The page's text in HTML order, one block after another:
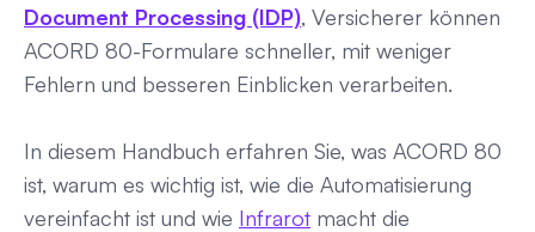
Document Processing (IDP), Versicherer können
ACORD 80-Formulare schneller, mit weniger
Fehlern und besseren Einblicken verarbeiten.
In diesem Handbuch erfahren Sie, was ACORD 80
ist, warum es wichtig ist, wie die Automatisierung
vereinfacht ist und wie Infrarot macht die